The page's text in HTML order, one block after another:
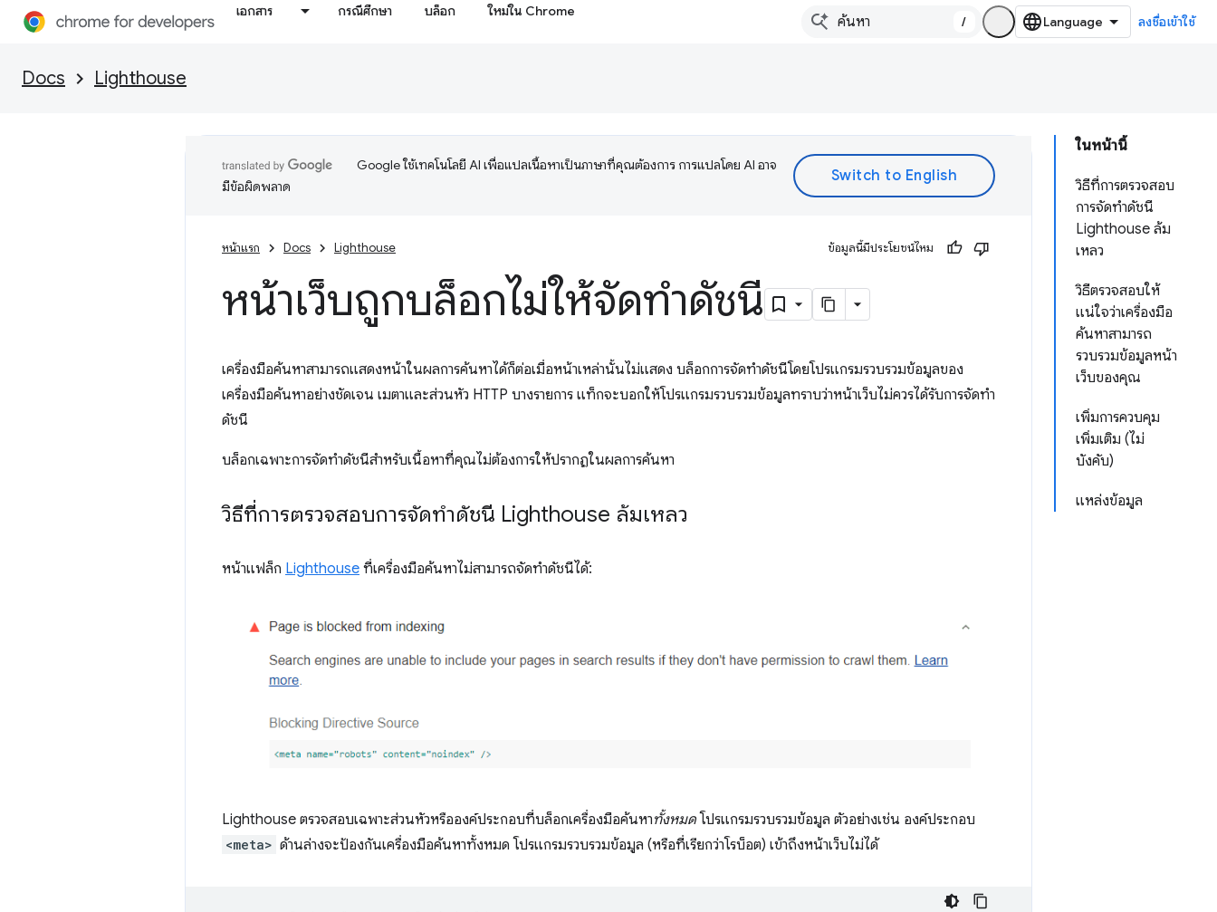
เอกสาร กรณีศึกษา บล็อก ใหม่ใน Chrome
/ ลงชื่อเข้าใช้
Docs Lighthouse
ในหน้านี้
วิธีที่การตรวจสอบ
การจัดทำดัชนี
Lighthouse ล้ม
เหลว
วิธีตรวจสอบให้
แน่ใจว่าเครื่องมือ
ค้นหาสามารถ
รวบรวมข้อมูลหน้า
เว็บของคุณ
เพิ่มการควบคุม
เพิ่มเติม (ไม่
บังคับ)
แหล่งข้อมูล
Google ใช้เทคโนโลยี AI เพื่อแปลเนื้อหาเป็นภาษาที่คุณต้องการ การแปลโดย AI อาจ
มีข้อผิดพลาด
หน้าแรก Docs Lighthouse ข้อมูลนี้มีประโยชน์ไหม
หน้าเว็บถูกบล็อกไม่ให้จัดทำดัชนี
เครื่องมือค้นหาสามารถแสดงหน้าในผลการค้นหาได้ก็ต่อเมื่อหน้าเหล่านั้นไม่แสดง บล็อกการจัดทำดัชนีโดยโปรแกรมรวบรวมข้อมูลของ
เครื่องมือค้นหาอย่างชัดเจน เมตาและส่วนหัว HTTP บางรายการ แท็กจะบอกให้โปรแกรมรวบรวมข้อมูลทราบว่าหน้าเว็บไม่ควรได้รับการจัดทำ
ดัชนี
บล็อกเฉพาะการจัดทำดัชนีสำหรับเนื้อหาที่คุณไม่ต้องการให้ปรากฏในผลการค้นหา
วิธีที่การตรวจสอบการจัดทำดัชนี Lighthouse ล้มเหลว
หน้าแฟล็ก Lighthouse ที่เครื่องมือค้นหาไม่สามารถจัดทำดัชนีได้:
Lighthouse ตรวจสอบเฉพาะส่วนหัวหรือองค์ประกอบที่บล็อกเครื่องมือค้นหาทั้งหมดโปรแกรมรวบรวมข้อมูล ตัวอย่างเช่น องค์ประกอบ
<meta> ด้านล่างจะป้องกันเครื่องมือค้นหาทั้งหมด โปรแกรมรวบรวมข้อมูล (หรือที่เรียกว่าโรบ็อต) เข้าถึงหน้าเว็บไม่ได้